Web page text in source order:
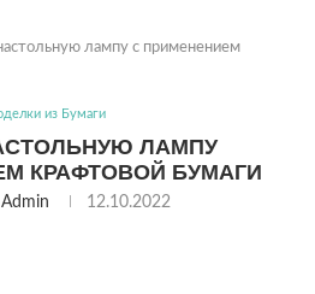
лампу с применением
из Бумаги
ЛАМПУ
КРАФТОВОЙ БУМАГИ
Admin 12.10.2022